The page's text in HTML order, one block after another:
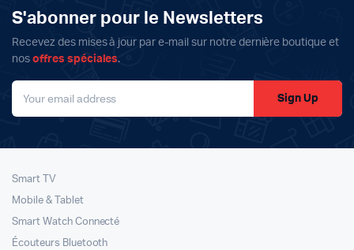
S'abonner pour le Newsletters
Recevez des mises à jour par e-mail sur notre dernière boutique et
nos offres spéciales.
Sign Up
Smart TV
Mobile & Tablet
Smart Watch Connecté
Écouteurs Bluetooth